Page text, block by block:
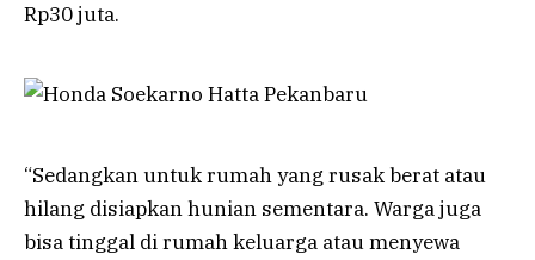
Rp30 juta.
“Sedangkan untuk rumah yang rusak berat atau
hilang disiapkan hunian sementara. Warga juga
bisa tinggal di rumah keluarga atau menyewa